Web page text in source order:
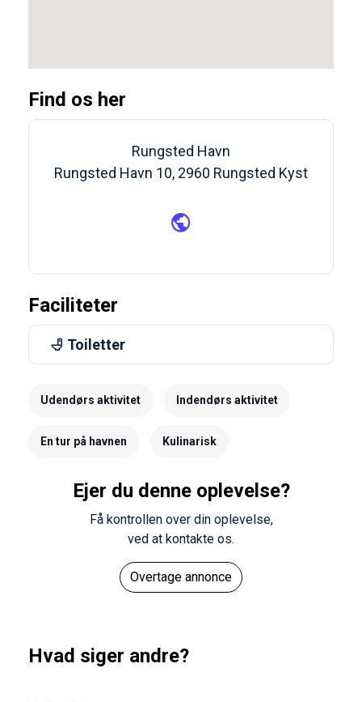
Find os her
Rungsted Havn
Rungsted Havn 10, 2960 Rungsted Kyst
Faciliteter
Toiletter
Udendørs aktivitet Indendørs aktivitet
En tur på havnen Kulinarisk
Ejer du denne oplevelse?
Få kontrollen over din oplevelse,
ved at kontakte os.
Overtage annonce
Hvad siger andre?